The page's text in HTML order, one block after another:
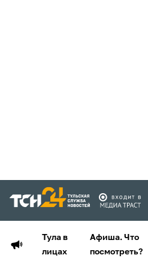
Тула в
лицах
Афиша. Что
посмотреть?